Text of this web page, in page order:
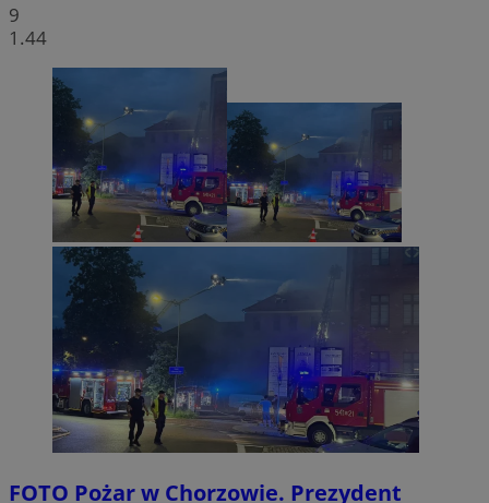
9
1.44
FOTO Pożar w Chorzowie. Prezydent